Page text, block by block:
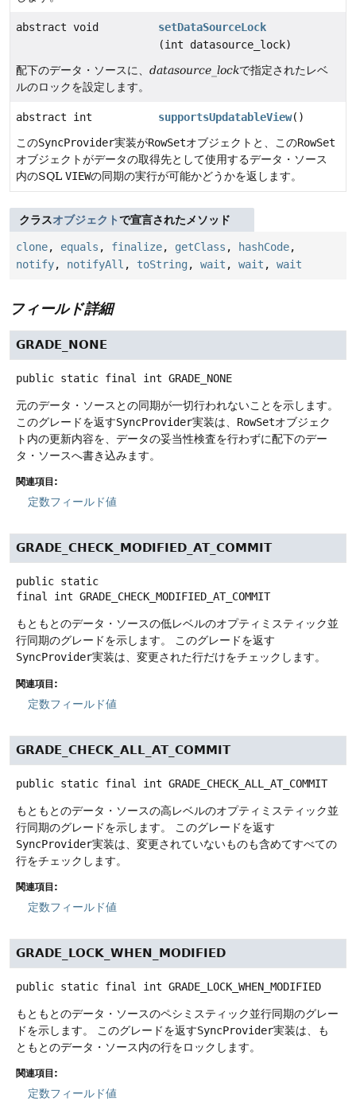
abstract void
setDataSourceLock
(int datasource_lock)
配下のデータ・ソースに、 datasource_lockで指定されたレベ
ルのロックを設定します。
abstract int supportsUpdatableView()
このSyncProvider実装がRowSetオブジェクトと、このRowSet
オブジェクトがデータの取得先として使用するデータ・ソース
内のSQL VIEWの同期の実行が可能かどうかを返します。
クラスオブジェクトで宣言されたメソッド
clone, equals , finalize, getClass , hashCode,
notify, notifyAll , toString , wait , wait , wait
フィールド詳細
GRADE_NONE
public static final int GRADE_NONE
元のデータ・ソースとの同期が一切行われないことを示します。
このグレードを返すSyncProvider実装は、 RowSetオブジェク
ト内の更新内容を、データの妥当性検査を行わずに配下のデー
タ・ソースへ書き込みます。
関連項目:
定数フィールド値
GRADE_CHECK_MODIFIED_AT_COMMIT
public static
final
int GRADE_CHECK_MODIFIED_AT_COMMIT
もともとのデータ・ソースの低レベルのオプティミスティック並
行同期のグレードを示します。
このグレードを返す
SyncProvider実装は、変更された行だけをチェックします。
関連項目:
定数フィールド値
GRADE_CHECK_ALL_AT_COMMIT
public static final int GRADE_CHECK_ALL_AT_COMMIT
もともとのデータ・ソースの高レベルのオプティミスティック並
行同期のグレードを示します。
このグレードを返す
SyncProvider実装は、変更されていないものも含めてすべての
行をチェックします。
関連項目:
定数フィールド値
GRADE_LOCK_WHEN_MODIFIED
public static final int GRADE_LOCK_WHEN_MODIFIED
もともとのデータ・ソースのペシミスティック並行同期のグレー
ドを示します。
このグレードを返すSyncProvider実装は、も
ともとのデータ・ソース内の行をロックします。
関連項目:
定数フィールド値